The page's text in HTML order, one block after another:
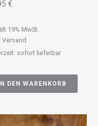
€
19% MwSt.
Versand
sofort lieferbar
DEN WARENKORB